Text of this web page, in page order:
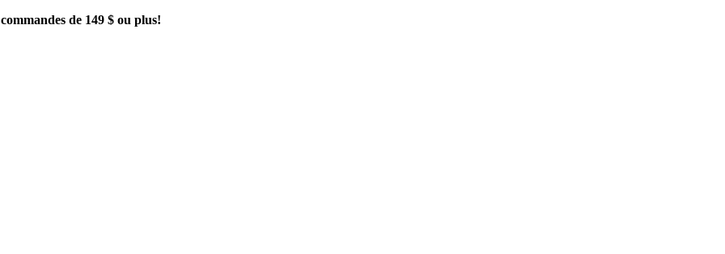
de 149 $ ou plus!